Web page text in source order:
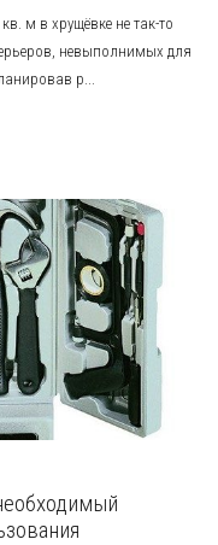
м в хрущёвке не так-то
невыполнимых для
р...